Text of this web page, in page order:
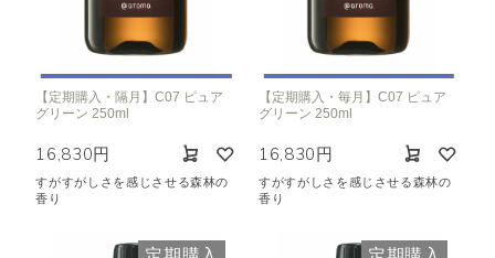
【定期購入・隔月】C07 ピュア
グリーン 250ml
16,830円
すがすがしさを感じさせる森林の
香り
【定期購入・毎月】C07 ピュア
グリーン 250ml
16,830円
すがすがしさを感じさせる森林の
香り